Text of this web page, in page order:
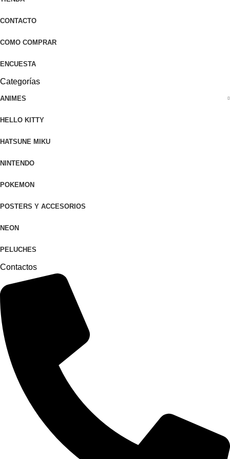
CONTACTO
COMO COMPRAR
ENCUESTA
Categorías
ANIMES
HELLO KITTY
HATSUNE MIKU
NINTENDO
POKEMON
POSTERS Y ACCESORIOS
NEON
PELUCHES
Contactos